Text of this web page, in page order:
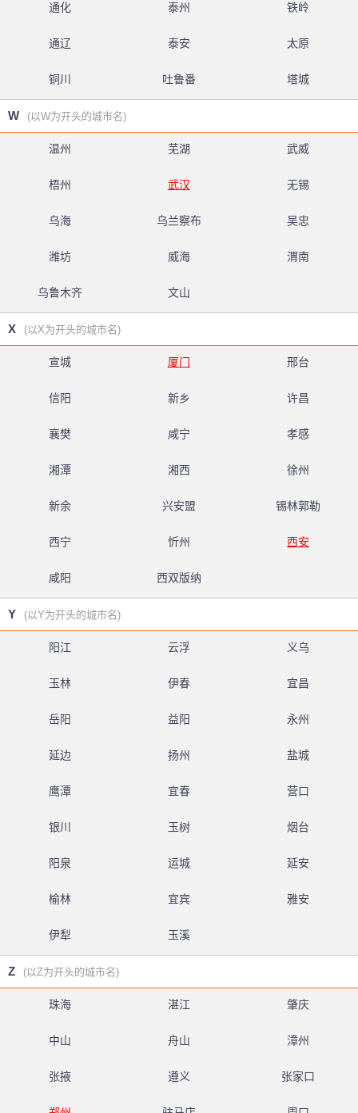
通化 泰州 铁岭
通辽 泰安 太原
铜川 吐鲁番 塔城
W (以W为开头的城市名)
温州 芜湖 武威
梧州 武汉 无锡
乌海 乌兰察布 吴忠
潍坊 威海 渭南
乌鲁木齐 文山
X (以X为开头的城市名)
宣城 厦门 邢台
信阳 新乡 许昌
襄樊 咸宁 孝感
湘潭 湘西 徐州
新余 兴安盟 锡林郭勒
西宁 忻州 西安
咸阳 西双版纳
Y (以Y为开头的城市名)
阳江 云浮 义乌
玉林 伊春 宜昌
岳阳 益阳 永州
延边 扬州 盐城
鹰潭 宜春 营口
银川 玉树 烟台
阳泉 运城 延安
榆林 宜宾 雅安
伊犁 玉溪
Z (以Z为开头的城市名)
珠海 湛江 肇庆
中山 舟山 漳州
张掖 遵义 张家口